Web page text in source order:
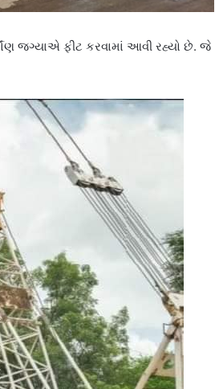
જગ્યાએ ફીટ કરવામાં આવી રહ્યો છે. જે